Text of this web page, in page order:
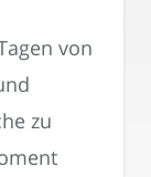
von
zu